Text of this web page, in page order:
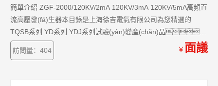
簡單介紹 ZGF-2000/120KV/2mA 120KV/3mA 120KV/5mA高頻直
流高壓發(fā)生器本目錄是上海徐吉電氣有限公司為您精選的
TQSB系列 YD系列 YDJ系列試驗(yàn)變產(chǎn)品，
歡迎您該產(chǎn)品的詳細(xì)信息！TQSB系列 YD系列 YDJ系列
試驗(yàn)變的種類有很多，不同的應(yīng)用也會有細(xì)微
訪問量：404 ￥ 面議